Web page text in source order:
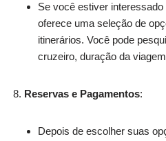
Se você estiver
oferece uma seleção de
itinerários. Você pode
cruzeiro, duração da
Reservas e Pagamentos:
Depois de escolher suas